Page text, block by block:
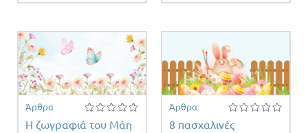
Άρθρα
Η ζωγραφιά του Μάη
Άρθρα
8 πασχαλινές